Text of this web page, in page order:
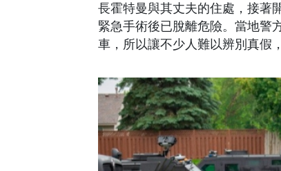
長霍特曼與其丈夫的住處，接著
緊急手術後已脫離危險。當地警
車，所以讓不少人難以辨別真假